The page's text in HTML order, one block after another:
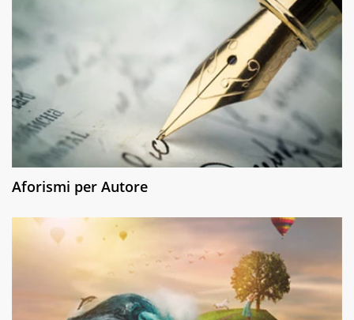
Aforismi per Autore